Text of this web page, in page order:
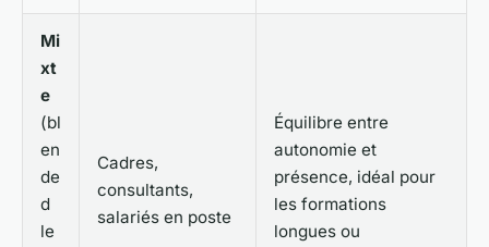
Mi
xt
e
(bl
en
de
d
le
Cadres,
consultants,
salariés en poste
Équilibre entre
autonomie et
présence, idéal pour
les formations
longues ou